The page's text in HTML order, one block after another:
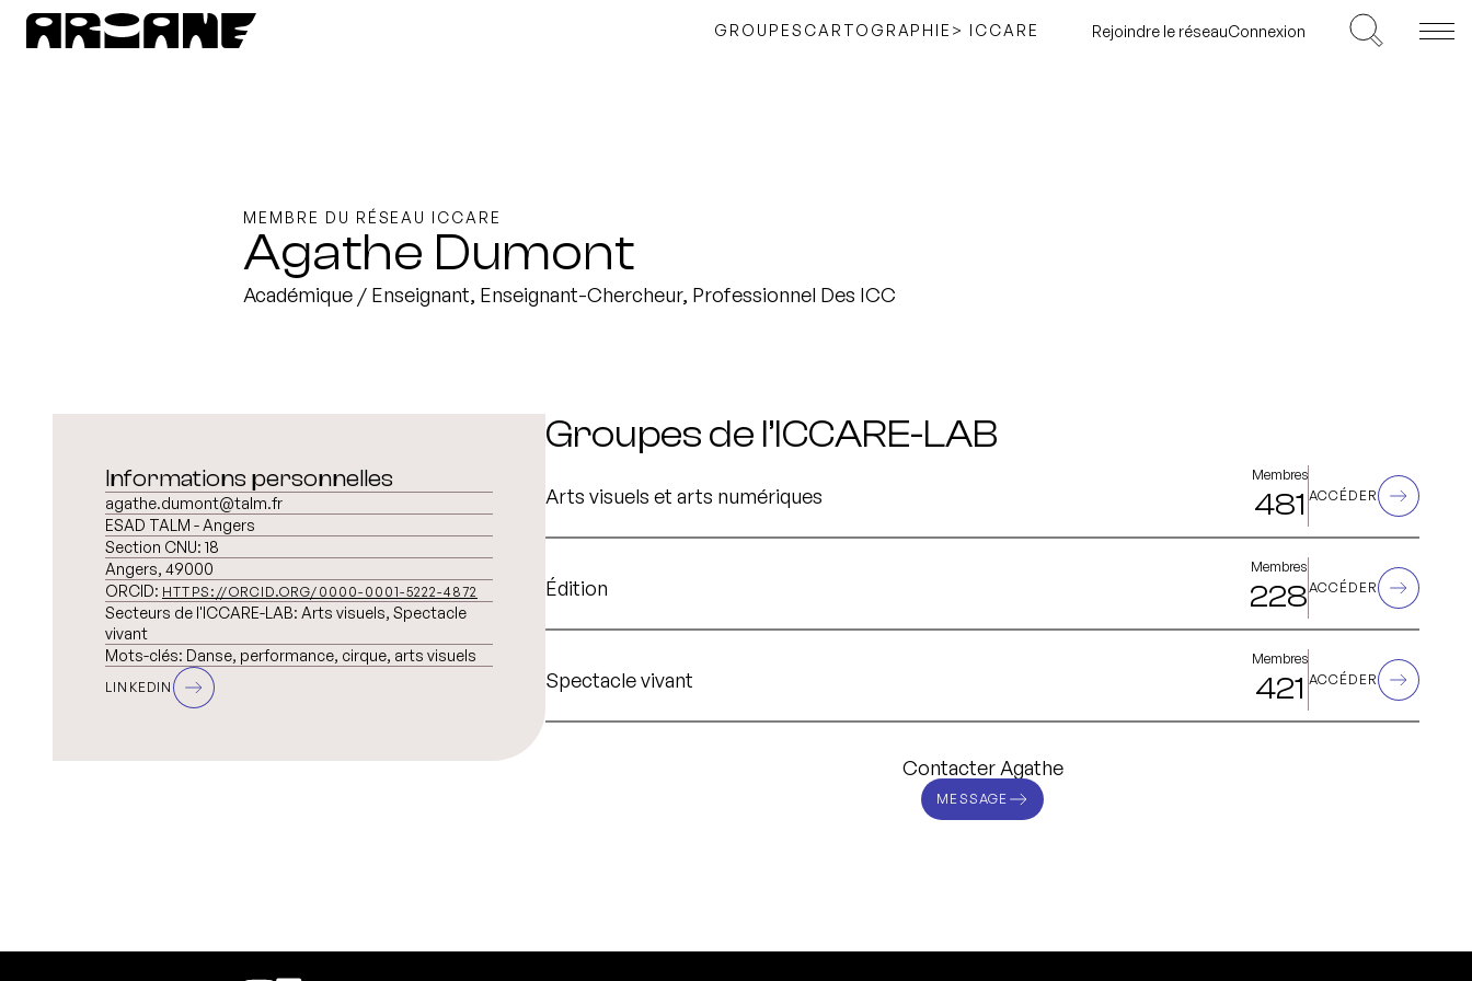
GROUPES CARTOGRAPHIE > ICCARE Rejoindre le réseauConnexion
MEMBRE DU RÉSEAU ICCARE
Agathe Dumont
Académique / Enseignant, Enseignant-Chercheur, Professionnel Des ICC
Informations personnelles
agathe.dumont@talm.fr
ESAD TALM - Angers
Section CNU: 18
Angers, 49000
ORCID: HTTPS://ORCID.ORG/0000-0001-5222-4872
Secteurs de l'ICCARE-LAB: Arts visuels, Spectacle
vivant
Mots-clés: Danse, performance, cirque, arts visuels
LINKEDIN
Groupes de l’ICCARE-LAB
Arts visuels et arts numériques
Membres
481 ACCÉDER
Édition
Membres
228ACCÉDER
Spectacle vivant
Membres
421 ACCÉDER
Contacter Agathe
MESSAGE